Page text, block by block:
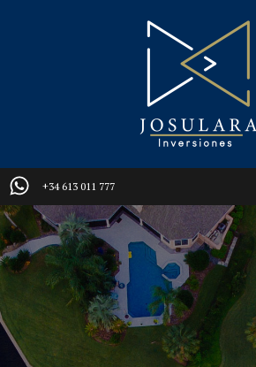
+34 613 011 777